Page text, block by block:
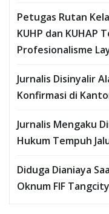
Petugas Rutan
KUHP dan KUHAP
Profesionalisme
Jurnalis Disinyalir
Konfirmasi di
Jurnalis Mengaku
Hukum Tempuh
Diduga Dianiaya
Oknum FIF